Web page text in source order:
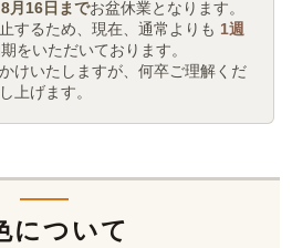
月16日までお盆休業となります。
するため、現在、通常よりも 1週
をいただいております。
けいたしますが、何卒ご理解くだ
上げます。
について